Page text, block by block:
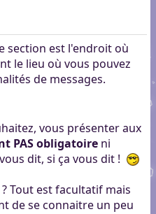
section est l'endroit où
le lieu où vous pouvez
de messages.
vous présenter aux
PAS obligatoireni
dit, si ça vous dit !
Tout est facultatif mais
de se connaitre un peu